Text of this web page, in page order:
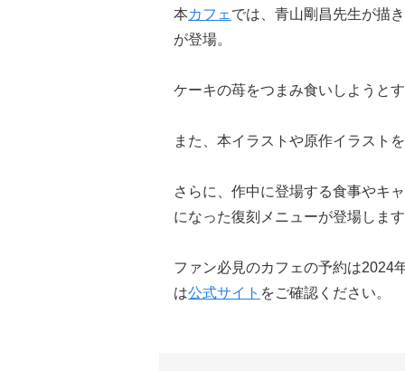
本カフェ では、青山剛昌先生が描
が登場。
ケーキの苺をつまみ食いしようと
また、本イラストや原作イラスト
さらに、作中に登場する食事やキ
になった復刻メニューが登場しま
ファン必見のカフェの予約は2024
は公式サイト をご確認ください。